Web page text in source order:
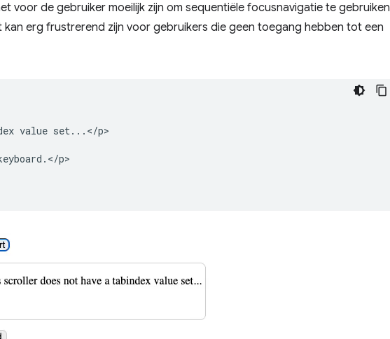
voor de gebruiker moeilijk zijn om sequentiële focusnavigatie te gebruiken
erg frustrerend zijn voor gebruikers die geen toegang hebben tot een
value set...</p>
p>